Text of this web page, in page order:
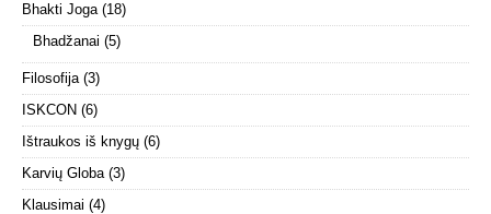
Bhakti Joga(18)
Bhadžanai (5)
Filosofija(3)
ISKCON (6)
Ištraukos iš knygų (6)
Karvių Globa(3)
Klausimai (4)